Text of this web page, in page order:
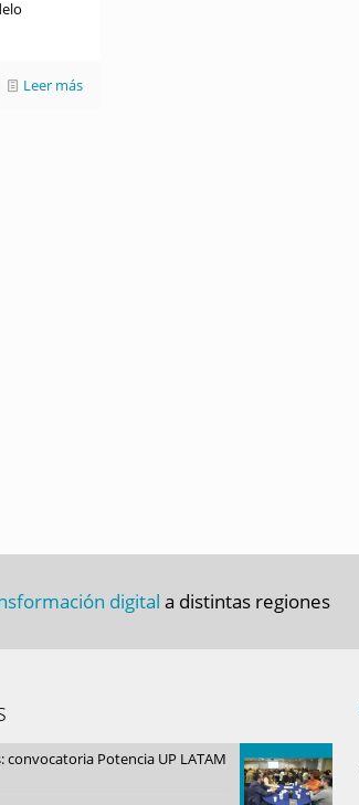
Leer más
digital a distintas regiones
convocatoria Potencia UP LATAM